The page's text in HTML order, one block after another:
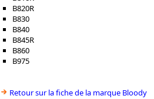
B820R
B830
B840
B845R
B860
B975
Retour sur la fiche de la marque Bloody